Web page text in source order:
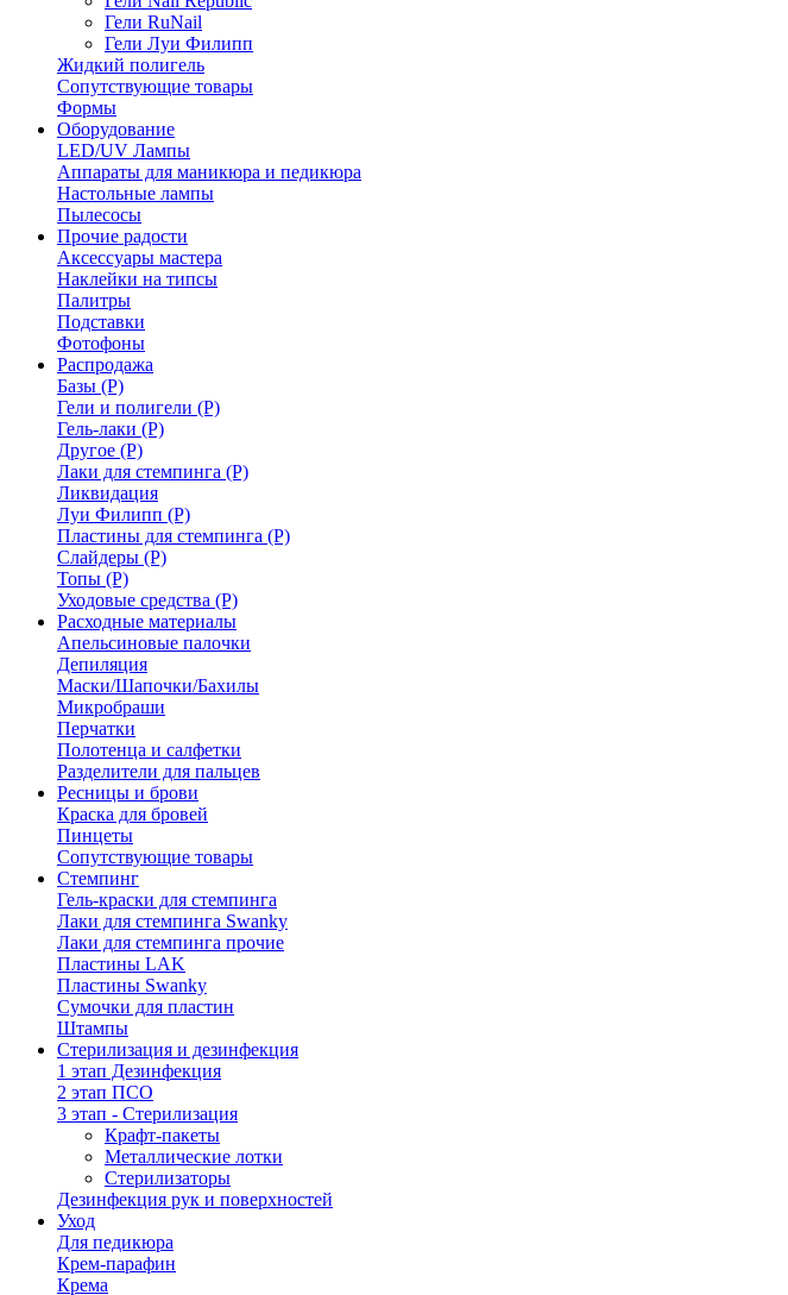
Гели RuNail
Гели Луи Филипп
Жидкий полигель
Сопутствующие товары
Формы
Оборудование
LED/UV Лампы
Аппараты для маникюра и педикюра
Настольные лампы
Пылесосы
Прочие радости
Аксессуары мастера
Наклейки на типсы
Палитры
Подставки
Фотофоны
Распродажа
Базы (Р)
Гели и полигели (Р)
Гель-лаки (Р)
Другое (Р)
Лаки для стемпинга (Р)
Ликвидация
Луи Филипп (Р)
Пластины для стемпинга (Р)
Слайдеры (Р)
Топы (Р)
Уходовые средства (Р)
Расходные материалы
Апельсиновые палочки
Депиляция
Маски/Шапочки/Бахилы
Микробраши
Перчатки
Полотенца и салфетки
Разделители для пальцев
Ресницы и брови
Краска для бровей
Пинцеты
Сопутствующие товары
Стемпинг
Гель-краски для стемпинга
Лаки для стемпинга Swanky
Лаки для стемпинга прочие
Пластины LAK
Пластины Swanky
Сумочки для пластин
Штампы
Стерилизация и дезинфекция
1 этап Дезинфекция
2 этап ПСО
3 этап - Стерилизация
Крафт-пакеты
Металлические лотки
Стерилизаторы
Дезинфекция рук и поверхностей
Уход
Для педикюра
Крем-парафин
Крема